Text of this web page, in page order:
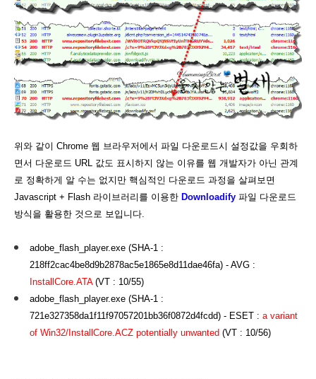
위와 같이 Chrome 웹 브라우저에서 파일 다운로드시 설정값을 우회하
면서 다운로드 URL 값도 표시하지 않는 이유를 웹 개발자가 아닌 관계
로 정확하게 알 수는 없지만 핵심적인 다운로드 과정을 살펴보면
Javascript + Flash 라이브러리를 이용한 Downloadify 파일 다운로드
방식을 활용한 것으로 보입니다.
adobe_flash_player.exe (SHA-1 :
218ff2cac4be8d9b2878ac5e1865e8d11dae46fa) - AVG :
InstallCore.ATA(VT : 10/55)
adobe_flash_player.exe (SHA-1 :
721e327358da1f11f97057201bb36f0872d4fcdd) - ESET : a variant
of Win32/InstallCore.ACZ potentially unwanted (VT : 10/56)